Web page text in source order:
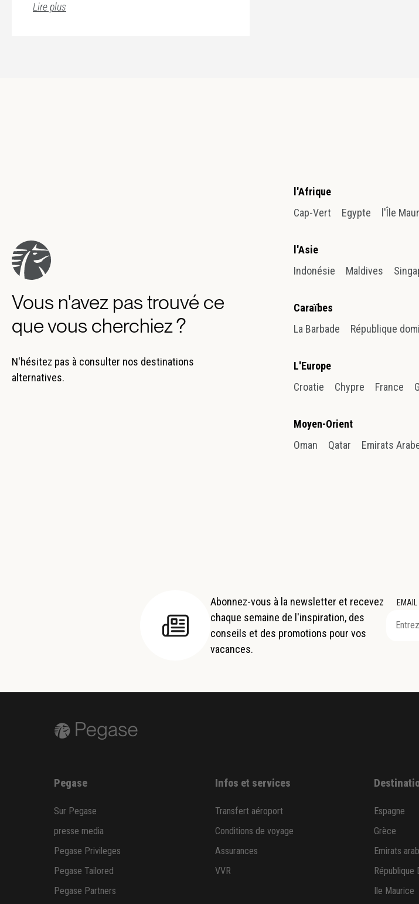
Lire plus
Vous n'avez pas trouvé ce
que vous cherchiez ?
N'hésitez pas à consulter nos destinations
alternatives.
l'Afrique
Cap-Vert
Egypte l'Île
l'Asie
Indonésie
Maldives
Caraïbes
La Barbade
République
L'Europe
Croatie
Chypre France
Moyen-Orient
Oman
Qatar Emirats
Abonnez-vous à la newsletter et recevez
chaque semaine de l'inspiration, des
conseils et des promotions pour vos
vacances.
EMAIL
Pegase
Sur Pegase
presse media
Pegase Privileges
Pegase Tailored
Pegase Partners
Infos et services
Transfert aéroport
Conditions de voyage
Assurances
VVR
Espagne
Grèce
Emirats
République
Ile Maurice